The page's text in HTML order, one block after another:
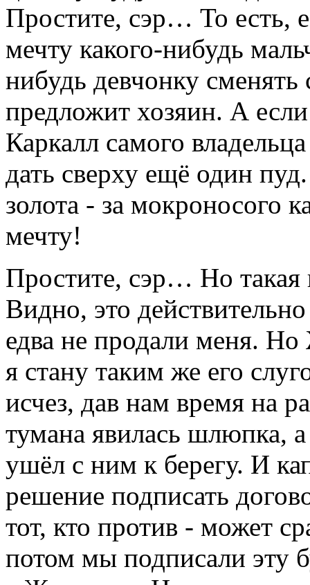
Простите, сэр… То есть,
мечту какого-нибудь
нибудь девчонку
предложит хозяин. А
Каркалл самого
дать сверху ещё один
золота - за мокроносого
мечту!
Простите, сэр… Но такая
Видно, это
едва не продали меня.
я стану таким же его
исчез, дав нам время на
тумана явилась шлюпка,
ушёл с ним к берегу. И
решение подписать
тот, кто против - может
потом мы подписали эту